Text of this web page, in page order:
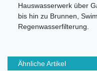
Hauswasserwerk über
bis hin zu Brunnen,
Regenwasserfilterung.
Ähnliche Artikel